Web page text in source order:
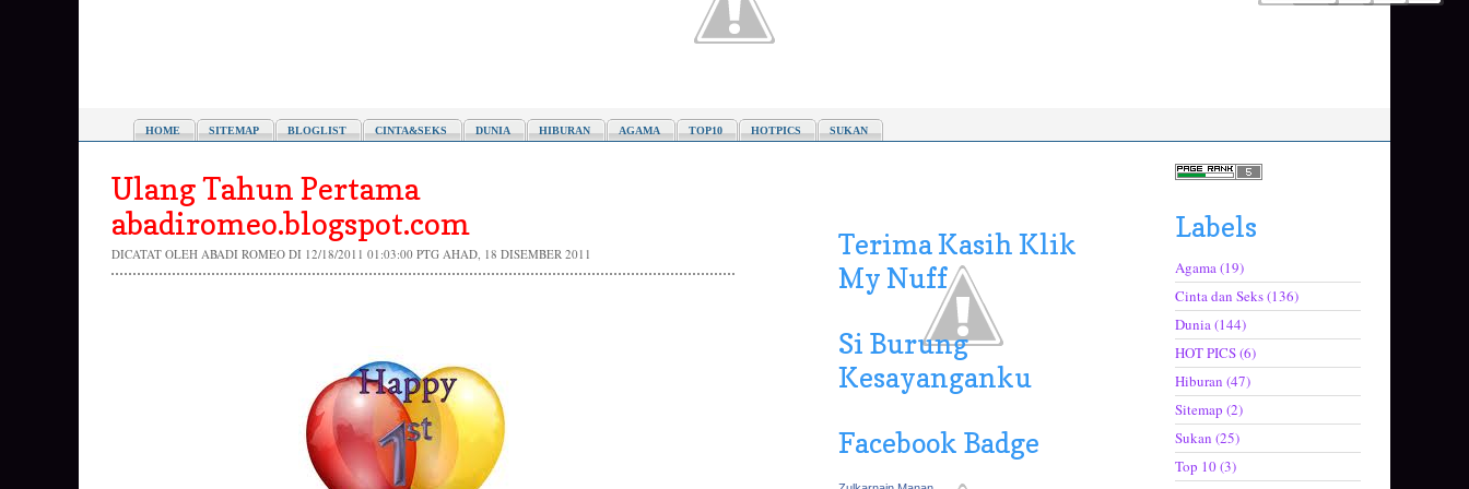
HOME SITEMAP BLOGLIST CINTA&SEKS DUNIA HIBURAN AGAMA TOP10 HOTPICS SUKAN
Ulang Tahun Pertama
abadiromeo.blogspot.com
DICATAT OLEH ABADI ROMEO DI 12/18/2011 01:03:00 PTG AHAD, 18 DISEMBER 2011
Terima Kasih Klik
My Nuff
Si Burung
Kesayanganku
Facebook Badge
Labels
Agama(19)
Cinta dan Seks(136)
Dunia(144)
HOT PICS(6)
Hiburan (47)
Sitemap (2)
Sukan (25)
Top 10(3)